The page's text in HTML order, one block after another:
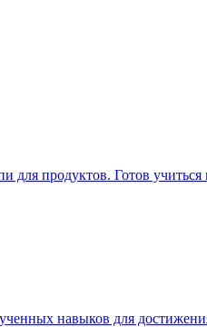
продуктов. Готов учиться
навыков для